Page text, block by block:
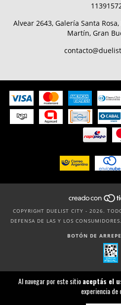
Al navegar por este sitioaceptás el
experiencia de
Alvear 2643, Galería Santa
Martín, Gran
COPYRIGHT DUELIST CITY - 2026.
DEFENSA DE LAS Y LOS
BOTÓN DE